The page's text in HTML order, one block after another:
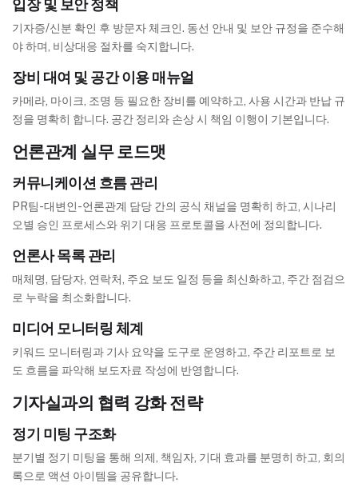
입장 및 보안 정책
기자증/신분 확인 후 방문자 체크인. 동선 안내 및 보안 규정을 준수해
야 하며, 비상대응 절차를 숙지합니다.
장비 대여 및 공간 이용 매뉴얼
카메라, 마이크, 조명 등 필요한 장비를 예약하고, 사용 시간과 반납 규
정을 명확히 합니다. 공간 정리와 손상 시 책임 이행이 기본입니다.
언론관계 실무 로드맷
커뮤니케이션 흐름 관리
PR팀-대변인-언론관계 담당 간의 공식 채널을 명확히 하고, 시나리
오별 승인 프로세스와 위기 대응 프로토콜을 사전에 정의합니다.
언론사 목록 관리
매체명, 담당자, 연락처, 주요 보도 일정 등을 최신화하고, 주간 점검으
로 누락을 최소화합니다.
미디어 모니터링 체계
키워드 모니터링과 기사 요약을 도구로 운영하고, 주간 리포트로 보
도 흐름을 파악해 보도자료 작성에 반영합니다.
기자실과의 협력 강화 전략
정기 미팅 구조화
분기별 정기 미팅을 통해 의제, 책임자, 기대 효과를 분명히 하고, 회의
록으로 액션 아이템을 공유합니다.